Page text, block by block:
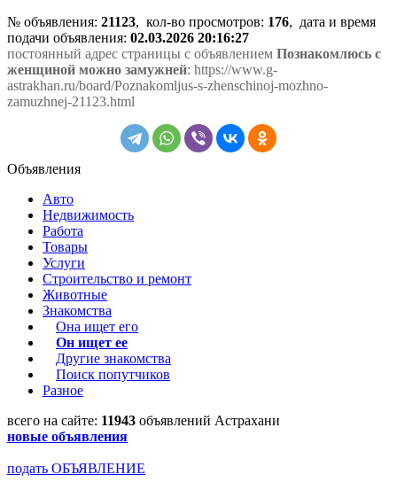
№ объявления: 21123, кол-во просмотров: 176, дата и время
подачи объявления: 02.03.2026 20:16:27
постоянный адрес страницы с объявлением Познакомлюсь с
женщиной можно замужней: https://www.g-
astrakhan.ru/board/Poznakomljus-s-zhenschinoj-mozhno-
zamuzhnej-21123.html
Объявления
Авто
Недвижимость
Работа
Товары
Услуги
Строительство и ремонт
Животные
Знакомства
Она ищет его
Он ищет ее
Другие знакомства
Поиск попутчиков
Разное
всего на сайте: 11943 объявлений Астрахани
новые объявления
подать ОБЪЯВЛЕНИЕ